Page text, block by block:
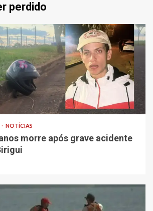
perdido
NOTÍCIAS
morre após grave acidente